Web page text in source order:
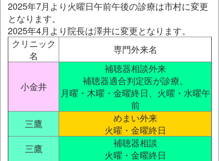
2025年7月より火曜日午前午後の診療は市村に変更
となります。
2025年4月より院長は澤井に変更となります。
クリニック
名
専門外来名
小金井
補聴器相談外来
補聴器適合判定医が診療。
月曜・木曜・金曜終日、火曜・水曜午
前
三鷹
めまい外来
火曜・金曜終日
三鷹
補聴器相談
火曜・金曜終日